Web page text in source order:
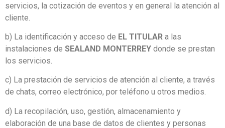
servicios, la cotización de eventos y en general la atención al
cliente.
b) La identificación y acceso de EL TITULAR a las
instalaciones de SEALAND MONTERREY donde se prestan
los servicios.
c) La prestación de servicios de atención al cliente, a través
de chats, correo electrónico, por teléfono u otros medios.
d) La recopilación, uso, gestión, almacenamiento y
elaboración de una base de datos de clientes y personas